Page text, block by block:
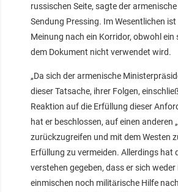
russischen Seite, sagte der
Sendung Pressing. Im Wesentlichen
Meinung nach ein Korridor, obwohl ein
dem Dokument nicht verwendet wird.
„Da sich der armenische
dieser Tatsache, ihrer Folgen,
Reaktion auf die Erfüllung dieser
hat er beschlossen, auf einen anderen
zurückzugreifen und mit dem Westen
Erfüllung zu vermeiden. Allerdings hat
verstehen gegeben, dass er sich
einmischen noch militärische Hilfe